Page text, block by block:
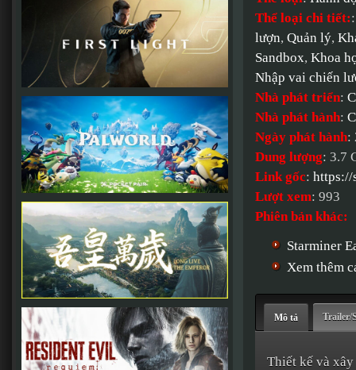
Thể loại chi tiết:
lượn, Quản lý,
Sandbox, Khoa
Nhập vai chiến
Nhà phát triển:
Nhà phát hành:
Ngày phát hành:
Dung lượng: 3.7
Link gốc: https://
Lượt xem: 993
Phiên bản khác:
Starminer
Xem thêm
Mô tả Trailer/
Thiết kế và